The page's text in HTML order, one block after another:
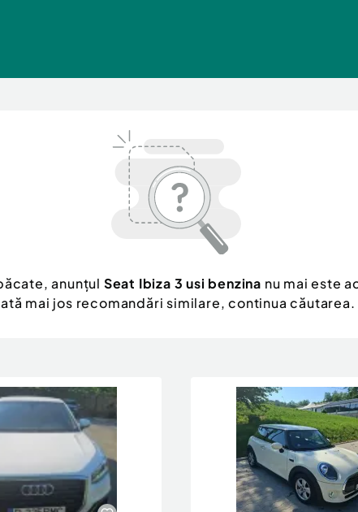
anunțul Seat Ibiza 3 usi benzina nu mai este
mai jos recomandări similare, continua căutarea.